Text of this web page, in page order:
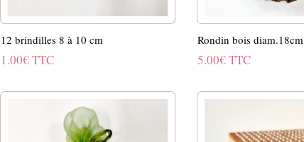
12 brindilles 8 à 10 cm
1.00€TTC
Rondin bois diam.18cm
5.00€TTC